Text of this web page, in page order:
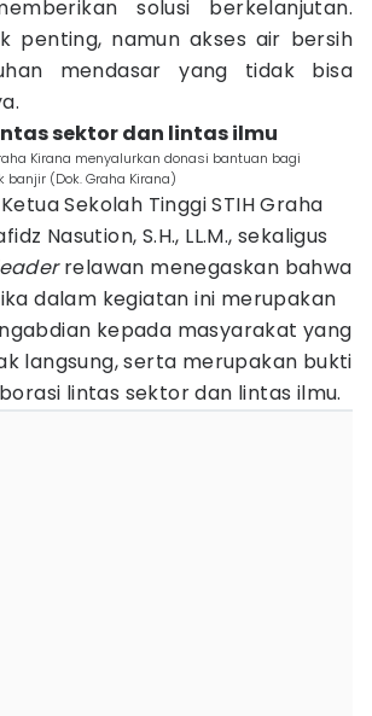
solusi berkelanjutan.
penting, namun akses air bersih
mendasar yang tidak bisa
sektor dan lintas ilmu
Kirana menyalurkan donasi bantuan bagi
(Dok. Graha Kirana)
Sekolah Tinggi STIH Graha
Nasution, S.H., LL.M., sekaligus
relawan menegaskan bahwa
dalam kegiatan ini merupakan
kepada masyarakat yang
langsung, serta merupakan bukti
lintas sektor dan lintas ilmu.